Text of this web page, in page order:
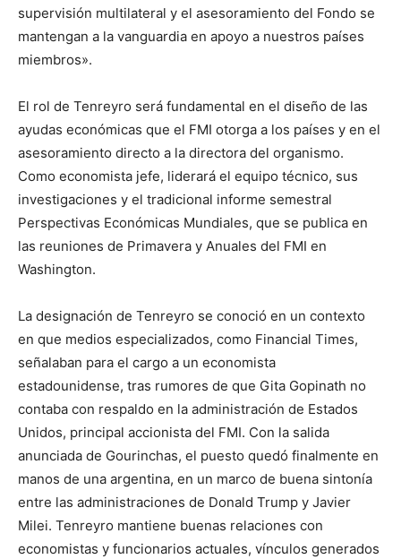
supervisión multilateral y el asesoramiento del Fondo se
mantengan a la vanguardia en apoyo a nuestros países
miembros».
El rol de Tenreyro será fundamental en el diseño de las
ayudas económicas que el FMI otorga a los países y en el
asesoramiento directo a la directora del organismo.
Como economista jefe, liderará el equipo técnico, sus
investigaciones y el tradicional informe semestral
Perspectivas Económicas Mundiales, que se publica en
las reuniones de Primavera y Anuales del FMI en
Washington.
La designación de Tenreyro se conoció en un contexto
en que medios especializados, como Financial Times,
señalaban para el cargo a un economista
estadounidense, tras rumores de que Gita Gopinath no
contaba con respaldo en la administración de Estados
Unidos, principal accionista del FMI. Con la salida
anunciada de Gourinchas, el puesto quedó finalmente en
manos de una argentina, en un marco de buena sintonía
entre las administraciones de Donald Trump y Javier
Milei. Tenreyro mantiene buenas relaciones con
economistas y funcionarios actuales, vínculos generados